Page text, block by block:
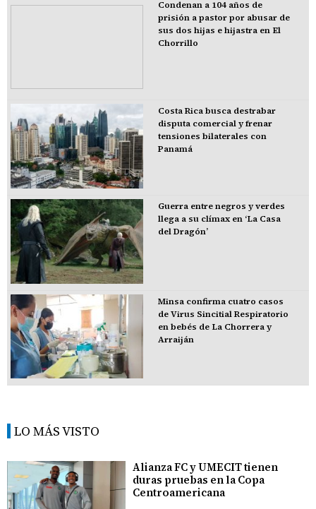
Condenan a 104 años de
prisión a pastor por abusar de
sus dos hijas e hijastra en El
Chorrillo
Costa Rica busca destrabar
disputa comercial y frenar
tensiones bilaterales con
Panamá
Guerra entre negros y verdes
llega a su clímax en ‘La Casa
del Dragón’
Minsa confirma cuatro casos
de Virus Sincitial Respiratorio
en bebés de La Chorrera y
Arraiján
LO MÁS VISTO
Alianza FC y UMECIT tienen
duras pruebas en la Copa
Centroamericana